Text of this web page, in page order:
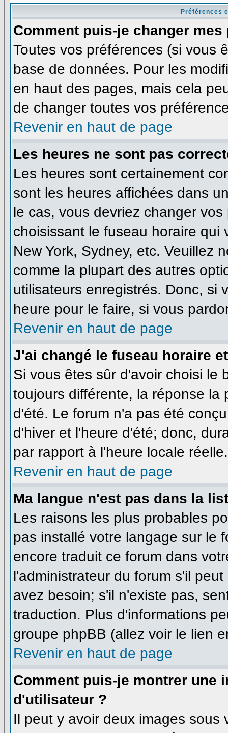
Préférences
Comment puis-je changer
Toutes vos préférences (si vous
base de données. Pour les
en haut des pages, mais cela
de changer toutes vos
Revenir en haut de page
Les heures ne sont pas
Les heures sont certainement
sont les heures affichées dans
le cas, vous devriez changer
choisissant le fuseau horaire
New York, Sydney, etc. Veuillez
comme la plupart des autres
utilisateurs enregistrés. Donc, si
heure pour le faire, si vous
Revenir en haut de page
J'ai changé le fuseau horaire
Si vous êtes sûr d'avoir choisi le
toujours différente, la réponse la
d'été. Le forum n'a pas été
d'hiver et l'heure d'été; donc,
par rapport à l'heure locale réelle.
Revenir en haut de page
Ma langue n'est pas dans la
Les raisons les plus probables
pas installé votre langage sur le
encore traduit ce forum dans
l'administrateur du forum s'il
avez besoin; s'il n'existe pas,
traduction. Plus d'informations
groupe phpBB (allez voir le lien
Revenir en haut de page
Comment puis-je montrer une
d'utilisateur ?
Il peut y avoir deux images sous